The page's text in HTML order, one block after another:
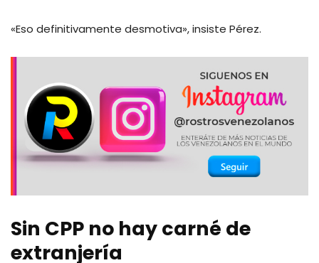
«Eso definitivamente desmotiva», insiste Pérez.
Sin CPP no hay carné de
extranjería